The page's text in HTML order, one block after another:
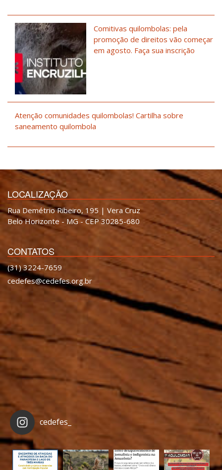
Comitivas quilombolas: pela
promoção de direitos vão começar
em agosto. Faça sua inscrição
Atenção comunidades quilombolas! Cartilha sobre
saneamento quilombola
LOCALIZAÇÃO
Rua Demétrio Ribeiro, 195 | Vera Cruz
Belo Horizonte - MG - CEP 30285-680
CONTATOS
(31) 3224-7659
cedefes@cedefes.org.br
cedefes_